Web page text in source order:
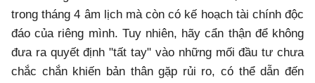
trong tháng 4 âm lịch mà còn có kế hoạch tài chính độc
đáo của riêng mình. Tuy nhiên, hãy cẩn thận để không
đưa ra quyết định "tất tay" vào những mối đầu tư chưa
chắc chắn khiến bản thân gặp rủi ro, có thể dẫn đến